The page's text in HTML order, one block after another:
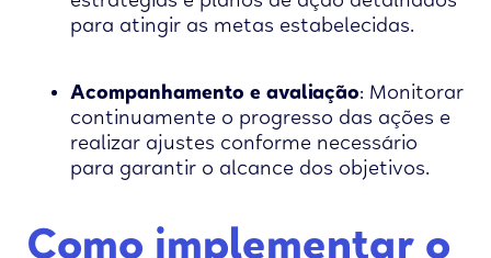
para atingir as metas estabelecidas.
Acompanhamento e avaliação: Monitorar
continuamente o progresso das ações e
realizar ajustes conforme necessário
para garantir o alcance dos objetivos.